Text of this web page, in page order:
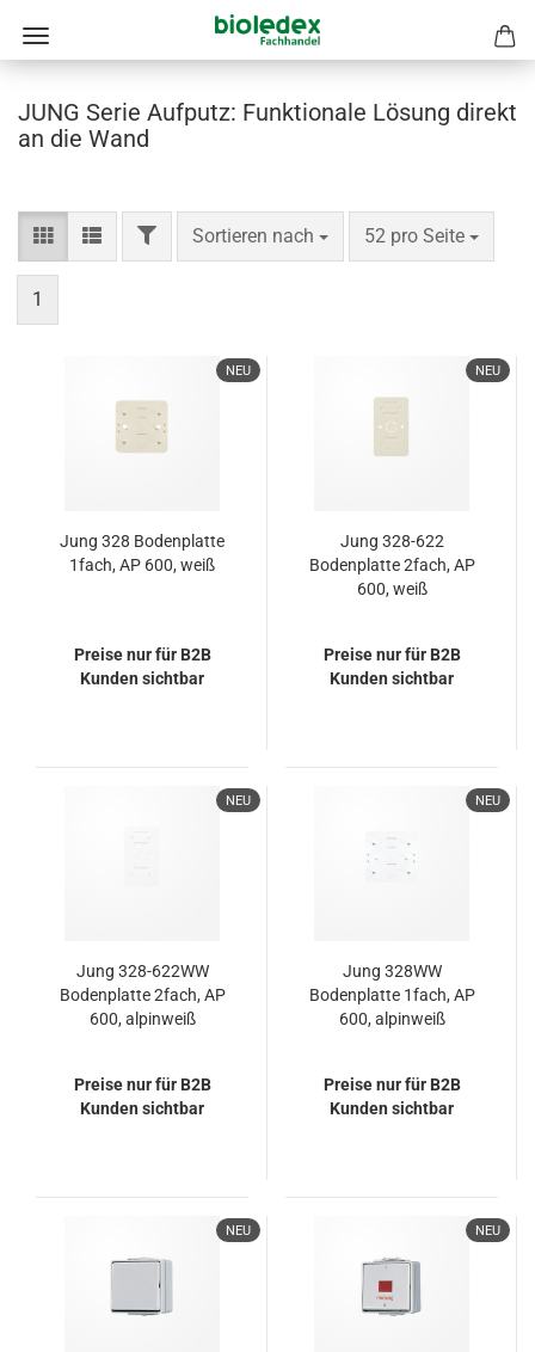
JUNG Serie Aufputz: Funktionale Lösung direkt
an die Wand
FILTERSortieren nach
Sortieren nach 52 pro Seite
pro Seite
1
NEU
Jung 328 Bodenplatte
1fach, AP 600, weiß
Preise nur für B2B
Kunden sichtbar
NEU
Jung 328-622
Bodenplatte 2fach, AP
600, weiß
Preise nur für B2B
Kunden sichtbar
NEU
Jung 328-622WW
Bodenplatte 2fach, AP
600, alpinweiß
Preise nur für B2B
Kunden sichtbar
NEU
Jung 328WW
Bodenplatte 1fach, AP
600, alpinweiß
Preise nur für B2B
Kunden sichtbar
NEU NEU